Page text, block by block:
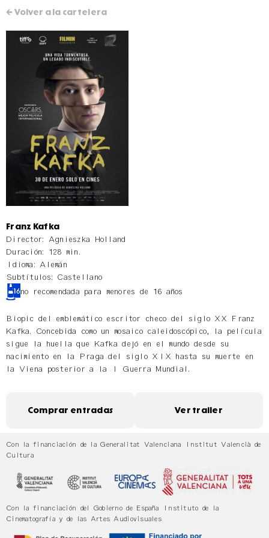
← Volver a la cartelera
Franz Kafka
Director: Agnieszka Holland
Duración: 128 min.
Idioma: Alemán
Subtítulos: Castellano
no recomendada para menores de 16 años
Biopic del emblemático escritor checo del siglo XX Franz
Kafka. Concebida como un mosaico caleidoscópico, la película
sigue la huella que Kafka dejó en el mundo desde su
nacimiento en la Praga del siglo XIX hasta su muerte en
la Viena posterior a la I Guerra Mundial.
Comprar entradas Ver trailer
Con la financiación de la Generalitat Valenciana Institut Valencià de
Cultura
Con la financiación del Gobierno de España Instituto de la
Cinematografía y de las Artes Audiovisuales